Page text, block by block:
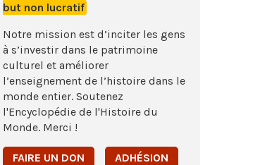
but non lucratif
Notre mission est d’inciter les gens
à s’investir dans le patrimoine
culturel et améliorer
l’enseignement de l’histoire dans le
monde entier. Soutenez
l'Encyclopédie de l'Histoire du
Monde. Merci !
FAIRE UN DON ADHÉSION